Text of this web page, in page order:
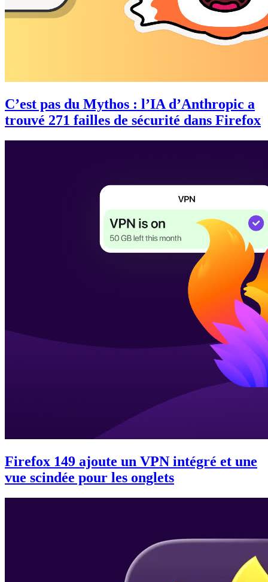
C’est pas du Mythos : l’IA d’Anthropic a
trouvé 271 failles de sécurité dans Firefox
Firefox 149 ajoute un VPN intégré et une
vue scindée pour les onglets